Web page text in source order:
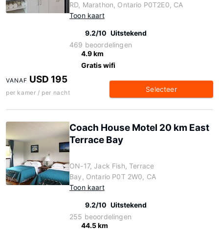
RD, Marathon, Ontario P0T2E0, CA
Toon kaart
9.2/10 Uitstekend
469 beoordelingen
4.9 km
Gratis wifi
VANAF USD 195
per kamer / per nacht Selecteer
Coach House Motel 20 km East
Terrace Bay
ON-17, Jack Fish, Terrace
Bay, Ontario P0T 2W0, CA
Toon kaart
9.2/10 Uitstekend
255 beoordelingen
44.5 km